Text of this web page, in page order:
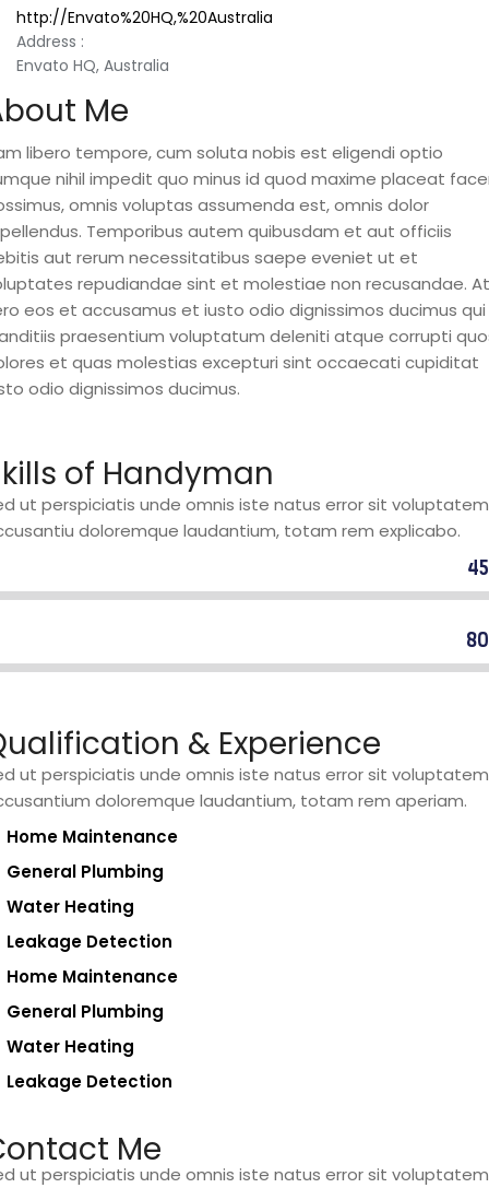
http://Envato%20HQ,%20Australia
Address :
Envato HQ, Australia
Me
libero tempore, cum soluta nobis est eligendi optio
nihil impedit quo minus id quod maxime placeat
omnis voluptas assumenda est, omnis dolor
Temporibus autem quibusdam et aut officiis
aut rerum necessitatibus saepe eveniet ut et
repudiandae sint et molestiae non recusandae. At
eos et accusamus et iusto odio dignissimos ducimus qui
praesentium voluptatum deleniti atque corrupti
et quas molestias excepturi sint occaecati cupiditat
odio dignissimos ducimus.
of Handyman
ut perspiciatis unde omnis iste natus error sit voluptatem
doloremque laudantium, totam rem explicabo.
& Experience
ut perspiciatis unde omnis iste natus error sit voluptatem
doloremque laudantium, totam rem aperiam.
Home Maintenance
General Plumbing
Water Heating
Leakage Detection
Home Maintenance
General Plumbing
Water Heating
Leakage Detection
Me
ut perspiciatis unde omnis iste natus error sit voluptatem